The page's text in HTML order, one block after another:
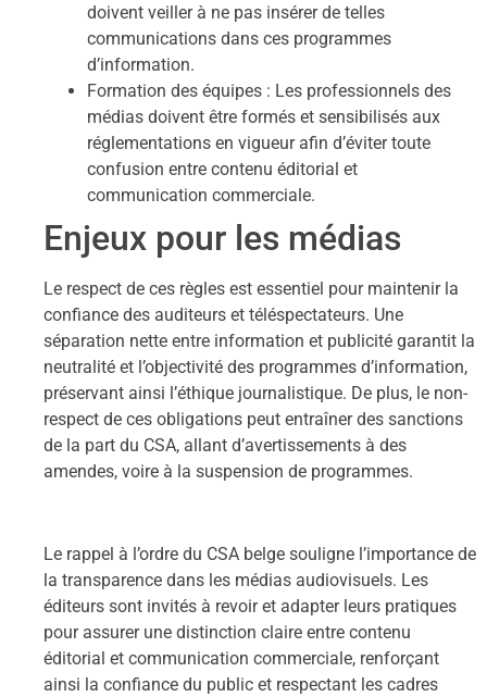
doivent veiller à ne pas insérer de telles
communications dans ces programmes
d’information.
Formation des équipes : Les professionnels des
médias doivent être formés et sensibilisés aux
réglementations en vigueur afin d’éviter toute
confusion entre contenu éditorial et
communication commerciale.
Enjeux pour les médias
Le respect de ces règles est essentiel pour maintenir la
confiance des auditeurs et téléspectateurs. Une
séparation nette entre information et publicité garantit la
neutralité et l’objectivité des programmes d’information,
préservant ainsi l’éthique journalistique. De plus, le non-
respect de ces obligations peut entraîner des sanctions
de la part du CSA, allant d’avertissements à des
amendes, voire à la suspension de programmes.
Le rappel à l’ordre du CSA belge souligne l’importance de
la transparence dans les médias audiovisuels. Les
éditeurs sont invités à revoir et adapter leurs pratiques
pour assurer une distinction claire entre contenu
éditorial et communication commerciale, renforçant
ainsi la confiance du public et respectant les cadres